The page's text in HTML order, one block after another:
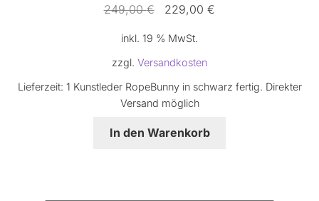
249,00€
Ursprünglicher
war:
249,00 €
229,00€
inkl. 19 % MwSt.
zzgl. Versandkosten
Lieferzeit: 1 Kunstleder RopeBunny in schwarz fertig. Direkter
Versand möglich
In den Warenkorb